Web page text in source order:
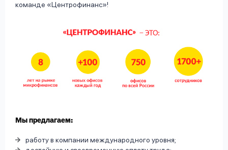
команде «Центрофинанс»!
Мы предлагаем:
работу в компании международного уровня;